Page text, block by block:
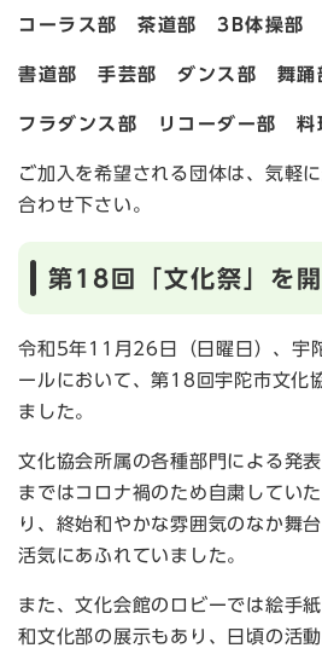
コーラス部 茶道部 3B体操部
書道部 手芸部 ダンス部 舞踊
フラダンス部 リコーダー部
ご加入を希望される団体は、気軽
合わせ下さい。
第18回「文化祭」を
令和5年11月26日（日曜日）、宇
ールにおいて、第18回宇陀市文化
ました。
文化協会所属の各種部門による発
まではコロナ禍のため自粛してい
り、終始和やかな雰囲気のなか舞
活気にあふれていました。
また、文化会館のロビーでは絵手
和文化部の展示もあり、日頃の活